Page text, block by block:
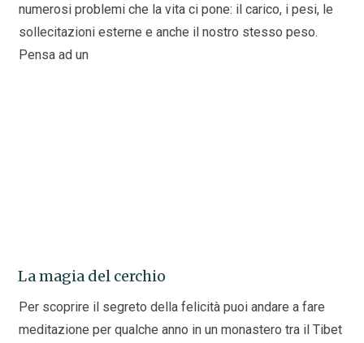
numerosi problemi che la vita ci pone: il carico, i pesi, le
sollecitazioni esterne e anche il nostro stesso peso.
Pensa ad un
La magia del cerchio
Per scoprire il segreto della felicità puoi andare a fare
meditazione per qualche anno in un monastero tra il Tibet